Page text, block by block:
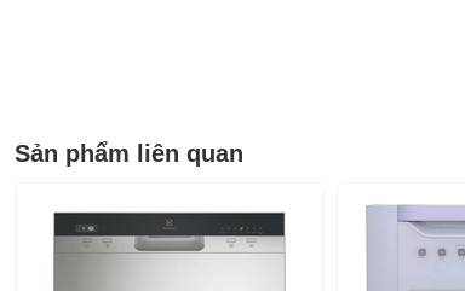
Sản phẩm liên quan